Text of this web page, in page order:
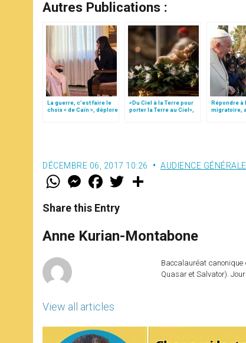
Autres Publications :
La guerre, c’est faire le
choix « de Caïn », déplore
«Du Ciel à la Terre pour
porter la Terre au Ciel»,
Répondre à
migratoire,
DÉCEMBRE 06, 2017 10:26 AUDIENCE GÉNÉRALE
W
t
s
p
p
M
e
s
e
g
e
F
a
e
b
o
k
w
r
Share this Entry
Anne Kurian-Montabone
View all articles
Baccalauréat canonique
Quasar et Salvator).